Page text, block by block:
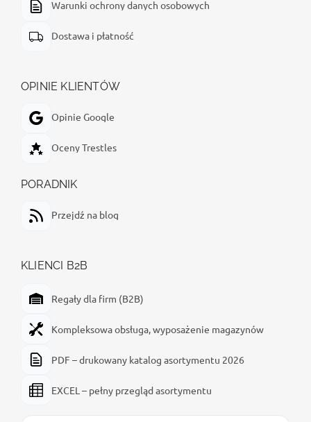
Warunki ochrony danych osobowych
Dostawa i płatność
OPINIE KLIENTÓW
Opinie Google
Oceny Trestles
PORADNIK
Przejdź na blog
KLIENCI B2B
Regały dla firm (B2B)
Kompleksowa obsługa, wyposażenie magazynów
PDF – drukowany katalog asortymentu 2026
EXCEL – pełny przegląd asortymentu